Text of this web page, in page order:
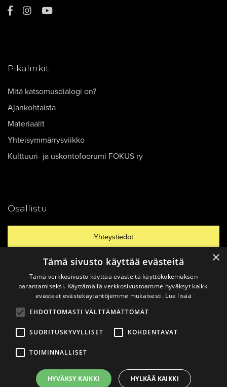
Pikalinkit
Mitä katsomusdialogi on?
Ajankohtaista
Materiaalit
Yhteisymmärrysviikko
Kulttuuri- ja uskontofoorumi FOKUS ry
Osallistu
Yhteystiedot
© 2026Katsomusdialogi.Made with ❤ byAvoin.Systems
Tietosuojaseloste
×
Tämä sivusto käyttää evästeitä
Tämä verkkosivusto käyttää evästeitä käyttökokemuksen
parantamiseksi. Käyttämällä verkkosivustoamme hyväksyt kaikki
evästeet evästekäytäntöjemme mukaisesti. Lue lisää
EHDOTTOMASTI VÄLTTÄMÄTTÖMÄT
SUORITUSKYVYLLISET KOHDENTAVAT
TOIMINNALLISET
HYVÄKSY KAIKKI HYLKÄÄ KAIKKI